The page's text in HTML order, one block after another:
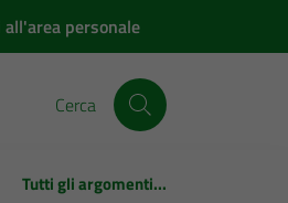
all'area personale
Cerca
Tutti gli argomenti...